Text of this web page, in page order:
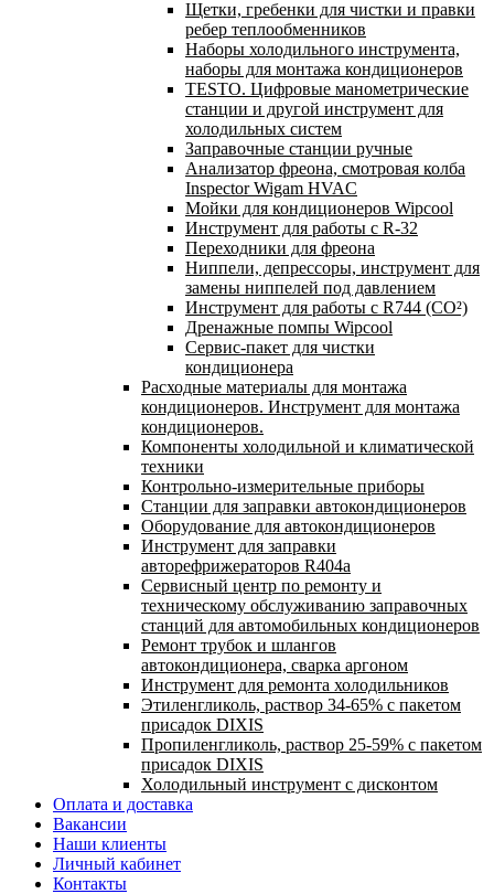
Щетки, гребенки для чистки и правки
ребер теплообменников
Наборы холодильного инструмента,
наборы для монтажа кондиционеров
TESTO. Цифровые манометрические
станции и другой инструмент для
холодильных систем
Заправочные станции ручные
Анализатор фреона, смотровая колба
Inspector Wigam HVAC
Мойки для кондиционеров Wipcool
Инструмент для работы с R-32
Переходники для фреона
Ниппели, депрессоры, инструмент для
замены ниппелей под давлением
Инструмент для работы с R744 (CO²)
Дренажные помпы Wipcool
Сервис-пакет для чистки
кондиционера
Расходные материалы для монтажа
кондиционеров. Инструмент для монтажа
кондиционеров.
Компоненты холодильной и климатической
техники
Контрольно-измерительные приборы
Станции для заправки автокондиционеров
Оборудование для автокондиционеров
Инструмент для заправки
авторефрижераторов R404a
Сервисный центр по ремонту и
техническому обслуживанию заправочных
станций для автомобильных кондиционеров
Ремонт трубок и шлангов
автокондиционера, сварка аргоном
Инструмент для ремонта холодильников
Этиленгликоль, раствор 34-65% с пакетом
присадок DIXIS
Пропиленгликоль, раствор 25-59% с пакетом
присадок DIXIS
Холодильный инструмент с дисконтом
Оплата и доставка
Вакансии
Наши клиенты
Личный кабинет
Контакты